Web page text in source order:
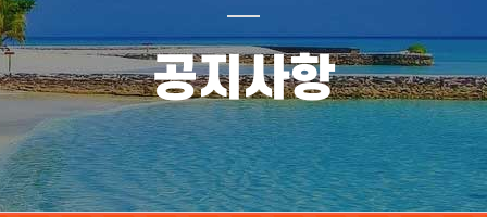
공지사항